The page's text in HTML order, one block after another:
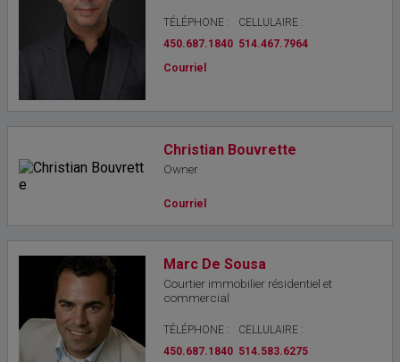
TÉLÉPHONE :
450.687.1840
CELLULAIRE :
514.467.7964
Courriel
Christian Bouvrette
Owner
Courriel
Marc De Sousa
Courtier immobilier résidentiel et
commercial
TÉLÉPHONE :
450.687.1840
CELLULAIRE :
514.583.6275